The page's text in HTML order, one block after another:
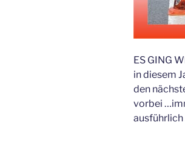
ES GING
in diesem
den
vorbei
ausführlich